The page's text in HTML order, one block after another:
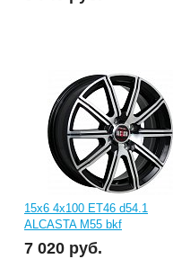
15x6 4x100 ET46 d54.1
ALCASTA M55 bkf
7 020 руб.